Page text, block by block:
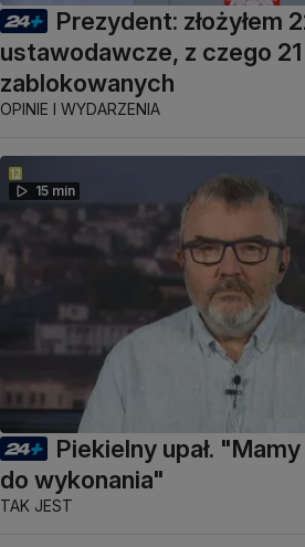
Prezydent: złożyłem
ustawodawcze, z czego
zablokowanych
OPINIE I WYDARZENIA
15 min
Piekielny upał.
do wykonania"
TAK JEST